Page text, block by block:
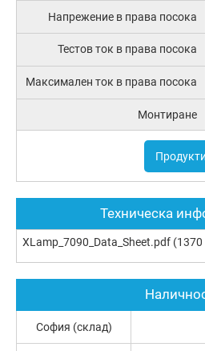
Напрежение в права посока
Тестов ток в права посока
Максимален ток в права посока
Монтиране
Техническа
XLamp_7090_Data_Sheet.pdf (1370
София (склад)